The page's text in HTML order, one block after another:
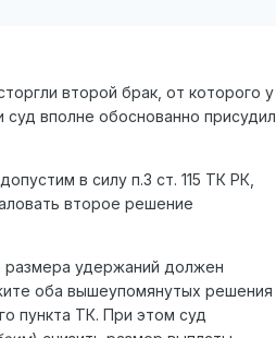
второй брак, от которого у
вполне обоснованно присудил
в силу п.3 ст. 115 ТК РК,
второе решение
удержаний должен
оба вышеупомянутых решения
пункта ТК. При этом суд